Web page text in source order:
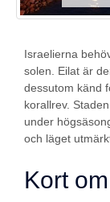
Israelierna
solen. Eilat är
dessutom känd
korallrev.
under
och läget
Kort